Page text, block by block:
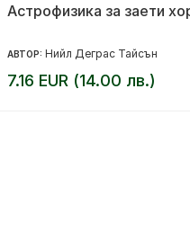
Астрофизика за заети
АВТОР: Нийл Деграс Тайсън
7.16 EUR (14.00 лв.)